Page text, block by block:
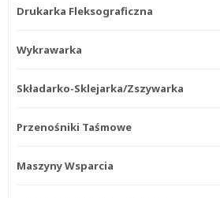
Drukarka Fleksograficzna
Wykrawarka
Składarko-Sklejarka/zszywarka
Przenośniki Taśmowe
Maszyny Wsparcia